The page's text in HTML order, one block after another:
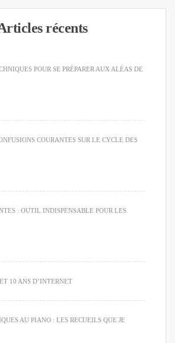
récents
POUR SE PRÉPARER AUX ALÉAS DE
COURANTES SUR LE CYCLE DES
: OUTIL INDISPENSABLE POUR LES
10 ANS D’INTERNET
AU PIANO : LES RECUEILS QUE JE